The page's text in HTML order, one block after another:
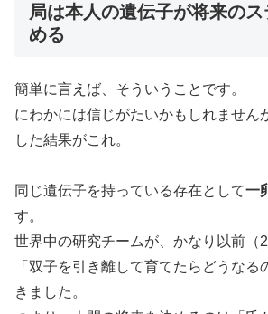
局は本人の遺伝子が将来の
める
簡単に言えば、そういうことです。
にわかには信じがたいかもしれません
した結果がこれ。
同じ遺伝子を持っている存在として一
す。
世界中の研究チームが、かなり以前（
「双子を引き離して育てたらどうなる
きました。